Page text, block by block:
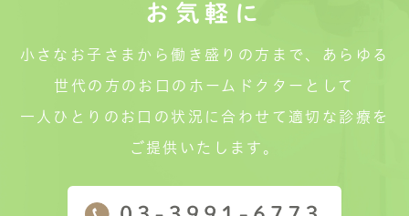
お気軽に
小さなお子さまから働き盛りの方まで、あらゆる
世代の方のお口のホームドクターとして
一人ひとりのお口の状況に合わせて適切な診療を
ご提供いたします。